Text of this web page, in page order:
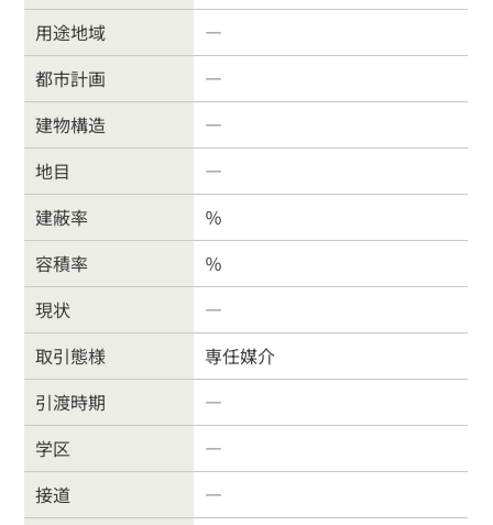
用途地域
―
都市計画
―
建物構造
―
地目
―
建蔽率
％
容積率
％
現状
―
取引態様
専任媒介
引渡時期
―
学区
―
接道
―
サポート業務
会社案内 お問合わせ
026-214-8737
9:30〜18:00
定休日 水曜日・日曜・祝日